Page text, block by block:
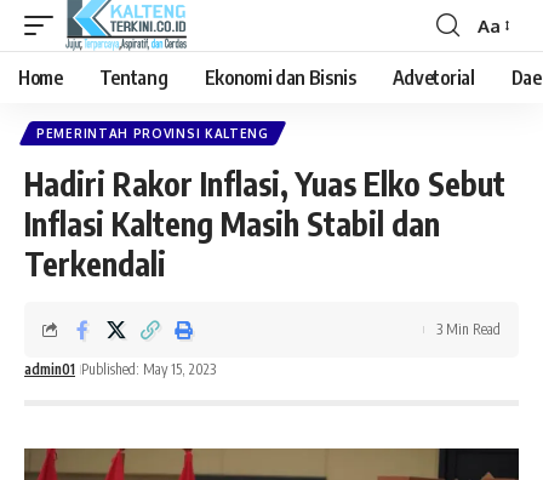
Font
Resizer
Aa
Home Tentang Ekonomi dan Bisnis Advetorial
PEMERINTAH PROVINSI KALTENG
Hadiri Rakor Inflasi, Yuas Elko Sebut
Inflasi Kalteng Masih Stabil dan
Terkendali
admin01 Published: May 15, 2023
3 Min Read